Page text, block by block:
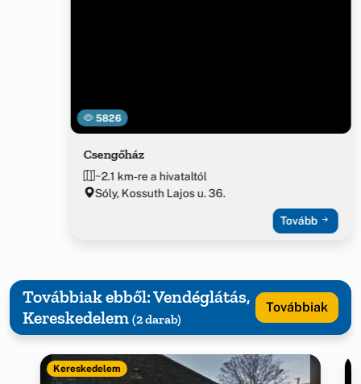
5826
Csengőház
~2.1 km-re a hivataltól
Sóly, Kossuth Lajos u. 36.
Tovább
Továbbiak ebből: Vendéglátás,
Kereskedelem (2 darab)
Továbbiak
Kereskedelem